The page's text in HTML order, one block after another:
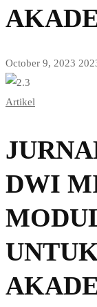
October 9, 2023
JURNAL
DWI
MODUL
2.3
UNTUK
Artikel
DWI